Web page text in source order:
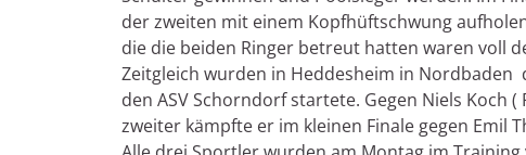
der zweiten mit einem Kopfhüftschwung
die die beiden Ringer betreut hatten waren voll
Zeitgleich wurden in Heddesheim in Nordbaden
den ASV Schorndorf startete. Gegen Niels Koch
zweiter kämpfte er im kleinen Finale gegen Emil